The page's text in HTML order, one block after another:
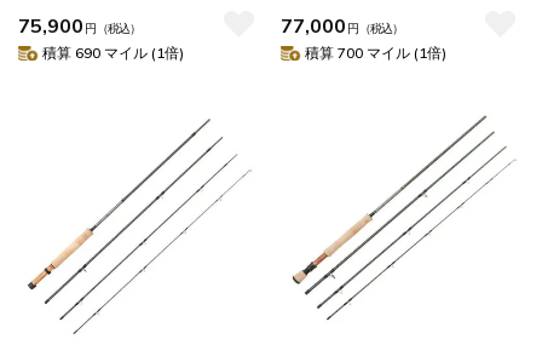
75,900 円 （税込）
積算 690 マイル (1倍)
77,000 円 （税込）
積算 700 マイル (1倍)